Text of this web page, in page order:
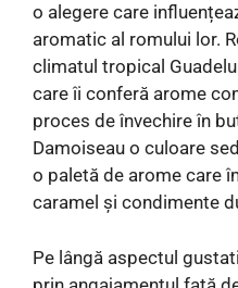
o alegere care
aromatic al romului lor.
climatul tropical
care îi conferă arome
proces de învechire în
Damoiseau o culoare
o paletă de arome care
caramel și condimente
Pe lângă aspectul